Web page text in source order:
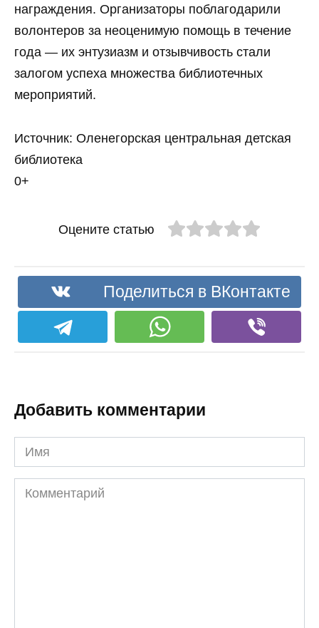
награждения. Организаторы поблагодарили
волонтеров за неоценимую помощь в течение
года — их энтузиазм и отзывчивость стали
залогом успеха множества библиотечных
мероприятий.
Источник: Оленегорская центральная детская
библиотека
0+
Оцените статью
Поделиться в ВКонтакте
Добавить комментарии
Имя
Комментарий